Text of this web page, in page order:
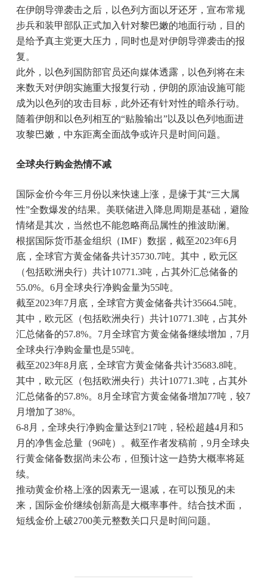
在伊朗导弹袭击之后，以色列方面以牙还牙，宣布常规
步兵和装甲部队正式加入针对黎巴嫩的地面行动，目的
是给予真主党更大压力，同时也是对伊朗导弹袭击的报
复。
此外，以色列国防部官员还向媒体透露，以色列将在未
来数天对伊朗实施重大报复行动，伊朗的原油设施可能
成为以色列的攻击目标，此外还有针对性的暗杀行动。
随着伊朗和以色列相互的“贴脸输出”以及以色列地面进
攻黎巴嫩，中东距离全面战争或许只是时间问题。
全球央行购金热情不减
国际金价今年三月份以来快速上涨，是缘于其“三大属
性”全数爆发的结果。美联储进入降息周期是基础，避险
情绪是其次，当然也不能忽略商品属性的推波助澜。
根据国际货币基金组织（IMF）数据，截至2023年6月
底，全球官方黄金储备共计35730.7吨。其中，欧元区
（包括欧洲央行）共计10771.3吨，占其外汇总储备的
55.0%。6月全球央行净购金量为55吨。
截至2023年7月底，全球官方黄金储备共计35664.5吨。
其中，欧元区（包括欧洲央行）共计10771.3吨，占其外
汇总储备的57.8%。7月全球官方黄金储备继续增加，7月
全球央行净购金量也是55吨。
截至2023年8月底，全球官方黄金储备共计35683.8吨。
其中，欧元区（包括欧洲央行）共计10771.3吨，占其外
汇总储备的57.8%。8月全球官方黄金储备增加77吨，较7
月增加了38%。
6-8月，全球央行净购金量达到217吨，轻松超越4月和5
月的净售金总量（96吨）。截至作者发稿前，9月全球央
行黄金储备数据尚未公布，但预计这一趋势大概率将延
续。
推动黄金价格上涨的因素无一退减，在可以预见的未
来，国际金价继续创新高是大概率事件。结合技术面，
短线金价上破2700美元整数关口只是时间问题。